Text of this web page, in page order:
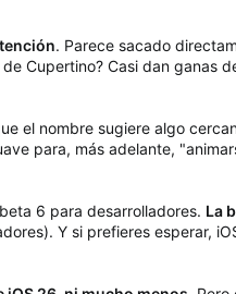
. Parece sacado
Cupertino? Casi dan ganas
el nombre sugiere algo
para, más adelante,
6 para desarrolladores. La
Y si prefieres esperar,